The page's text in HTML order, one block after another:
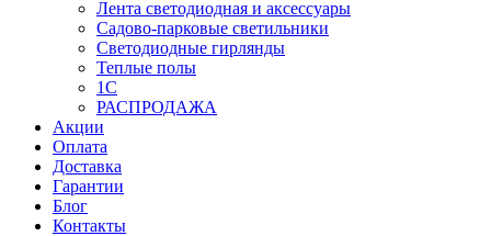
Лента светодиодная и аксессуары
Садово-парковые светильники
Светодиодные гирлянды
Теплые полы
1С
РАСПРОДАЖА
Акции
Оплата
Доставка
Гарантии
Блог
Контакты